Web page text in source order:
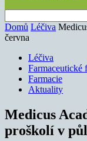
Domů Léčiva
června
Léčiva
Farmaceutické
Farmacie
Aktuality
Medicus
proškolí v